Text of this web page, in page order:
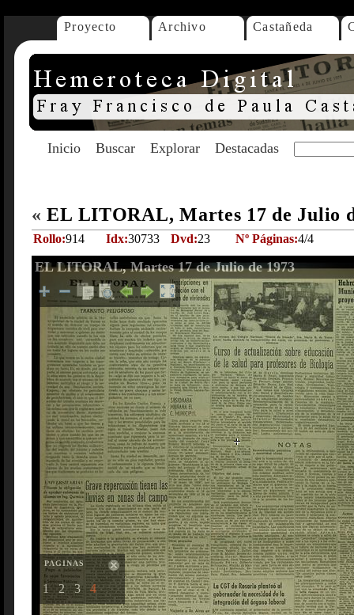
Proyecto Archivo Castañeda
Inicio Buscar Explorar Destacadas
« EL LITORAL, Martes 17 de Julio
Rollo:914 Idx:30733 Dvd:23 Nº Páginas:4/4
EL LITORAL, Martes 17 de Julio de 1973
PAGINAS
1 2 3 4